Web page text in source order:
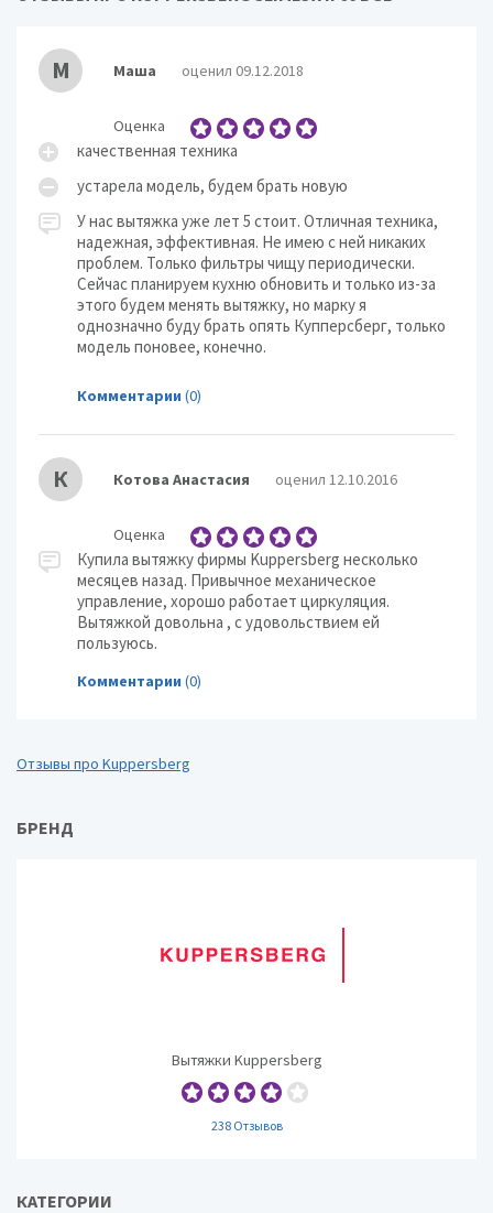
М Маша оценил 09.12.2018
Оценка
качественная техника
устарела модель, будем брать новую
У нас вытяжка уже лет 5 стоит. Отличная техника,
надежная, эффективная. Не имею с ней никаких
проблем. Только фильтры чищу периодически.
Сейчас планируем кухню обновить и только из-за
этого будем менять вытяжку, но марку я
однозначно буду брать опять Купперсберг, только
модель поновее, конечно.
Комментарии (0)
К Котова Анастасия оценил 12.10.2016
Оценка
Купила вытяжку фирмы Kuppersberg несколько
месяцев назад. Привычное механическое
управление, хорошо работает циркуляция.
Вытяжкой довольна , с удовольствием ей
пользуюсь.
Комментарии (0)
Отзывы про Kuppersberg
БРЕНД
Вытяжки Kuppersberg
238 Отзывов
КАТЕГОРИИ